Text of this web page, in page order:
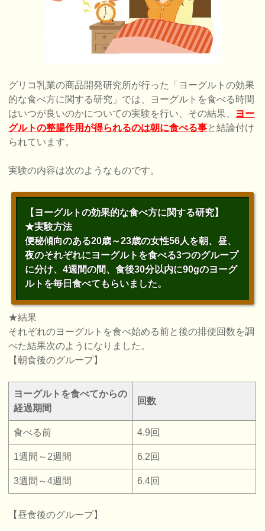
グリコ乳業の商品開発研究所が行った「ヨーグルトの効果
的な食べ方に関する研究」では、ヨーグルトを食べる時間
はいつが良いのかについての実験を行い、その結果、 ヨー
グルトの整腸作用が得られるのは朝に食べる事と結論付け
られています。
実験の内容は次のようなものです。
【ヨーグルトの効果的な食べ方に関する研究】
★実験方法
便秘傾向のある20歳～23歳の女性56人を朝、昼、
夜のそれぞれにヨーグルトを食べる3つのグループ
に分け、4週間の間、食後30分以内に90gのヨーグ
ルトを毎日食べてもらいました。
★結果
それぞれのヨーグルトを食べ始める前と後の排便回数を調
べた結果次のようになりました。
【朝食後のグループ】
ヨーグルトを食べてからの
経過期間
回数
食べる前 4.9回
1週間～2週間 6.2回
3週間～4週間 6.4回
【昼食後のグループ】